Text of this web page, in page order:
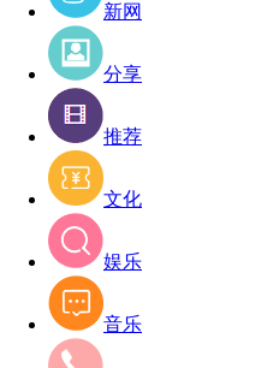
新网
分享
推荐
文化
娱乐
音乐